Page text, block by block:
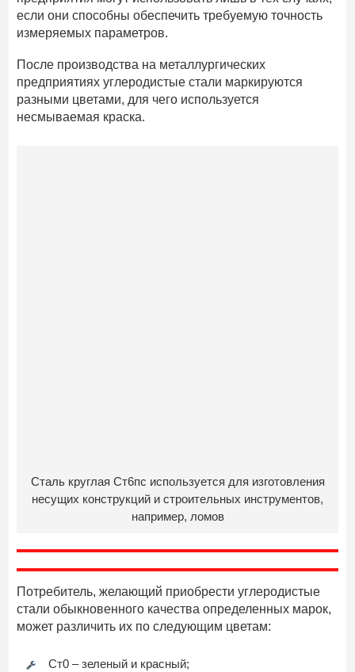
если они способны обеспечить требуемую точность
измеряемых параметров.
После производства на металлургических
предприятиях углеродистые стали маркируются
разными цветами, для чего используется
несмываемая краска.
Сталь круглая Ст6пс используется для изготовления
несущих конструкций и строительных инструментов,
например, ломов
Потребитель, желающий приобрести углеродистые
стали обыкновенного качества определенных марок,
может различить их по следующим цветам:
Ст0 – зеленый и красный;